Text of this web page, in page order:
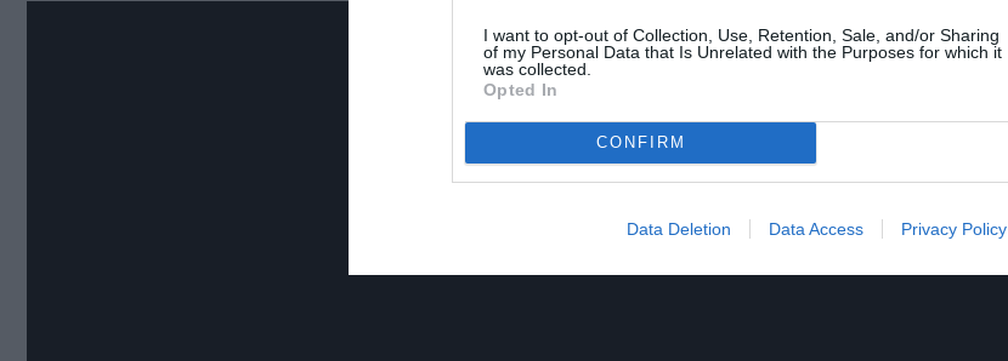
I want to opt-out of Collection, Use, Retention, Sale, and/or Sharing
of my Personal Data that Is Unrelated with the Purposes for which it
was collected.
Opted In
CONFIRM
Data Deletion Data Access Privacy Policy